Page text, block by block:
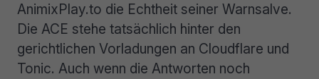
AnimixPlay.to die Echtheit seiner Warnsalve.
Die ACE stehe tatsächlich hinter den
gerichtlichen Vorladungen an Cloudflare und
Tonic. Auch wenn die Antworten noch